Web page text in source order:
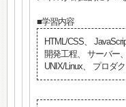
■学習内容
HTML/CSS、
開発工程、 サーバー
UNIX/Linux、 プロダ